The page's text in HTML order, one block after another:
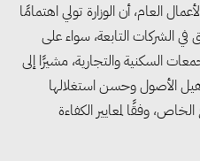
العام، أن الوزارة تولي اهتمامًا
في الشركات التابعة، سواء على
السكنية والتجارية، مشيرًا إلى
الأصول وحسن استغلالها
وفقًا لمعايير الكفاءة